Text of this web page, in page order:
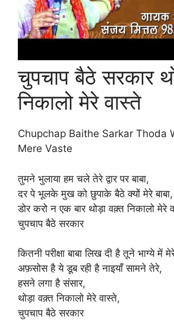
चुपचाप बैठे सरकार
निकालो मेरे वास्ते
Chupchap Baithe Sarkar Thoda
Mere Vaste
तुमने भुलाया हम चले तेरे द्वार पर बाबा,
दर पे भूलके मुख को छुपाके बैठे क्यों मेरे बाबा,
डोर करो न एक बार थोड़ा वक़्त निकालो मेरे
चुपचाप बैठे सरकार
कितनी परीक्षा बाबा लिख दी है तूने भाग्ये में
अफ़सोस है ये डूब रही है नाइयाँ सामने तेरे,
हसने लगा है संसार,
थोड़ा वक़्त निकालो मेरे वास्ते,
चुपचाप बैठे सरकार